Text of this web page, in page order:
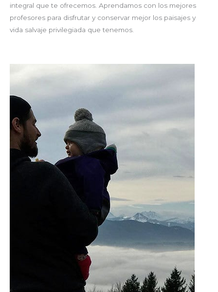
integral que te ofrecemos. Aprendamos con los mejores
profesores para disfrutar y conservar mejor los paisajes y
vida salvaje privilegiada que tenemos.